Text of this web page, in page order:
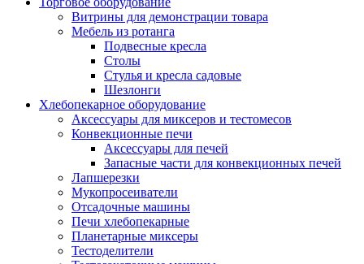
Витрины для демонстрации товара
Мебель из ротанга
Подвесные кресла
Столы
Стулья и кресла садовые
Шезлонги
Хлебопекарное оборудование
Аксессуары для миксеров и тестомесов
Конвекционные печи
Аксессуары для печей
Запасные части для конвекционных печей
Лапшерезки
Мукопросеиватели
Отсадочные машины
Печи хлебопекарные
Планетарные миксеры
Тестоделители